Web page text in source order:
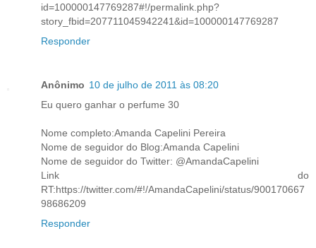
id=100000147769287#!/permalink.php?
story_fbid=207711045942241&id=100000147769287
Responder
Anônimo 10 de julho de 2011 às 08:20
Eu quero ganhar o perfume 30
Nome completo:Amanda Capelini Pereira
Nome de seguidor do Blog:Amanda Capelini
Nome de seguidor do Twitter: @AmandaCapelini
Link do
RT:https://twitter.com/#!/AmandaCapelini/status/900170667
98686209
Responder